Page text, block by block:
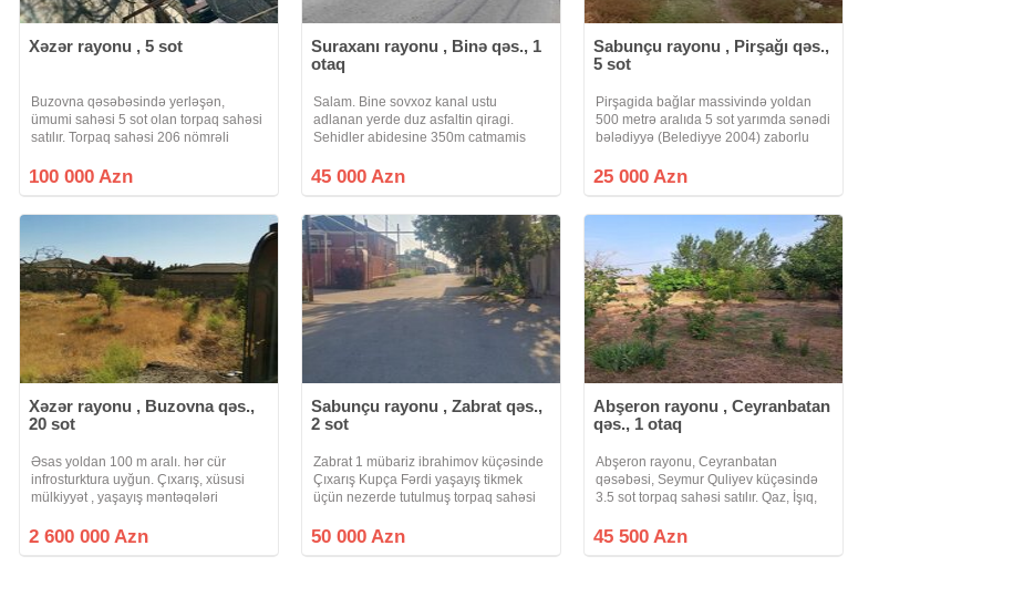
Xəzər rayonu , 5 sot
Buzovna qəsəbəsində yerləşən,
ümumi sahəsi 5 sot olan torpaq sahəsi
satılır. Torpaq sahəsi 206 nömrəli
yaxınlığında yerləşir. Ərazi dənizə cəmi
100 000 Azn
Suraxanı rayonu , Binə qəs., 1
otaq
Salam. Bine sovxoz kanal ustu
adlanan yerde duz asfaltin qiragi.
Sehidler abidesine 350m catmamis
kupcali torpaq satilir. 4.5 sot. 45 000
45 000 Azn
Sabunçu rayonu , Pirşağı qəs.,
5 sot
Pirşagida bağlar massivində yoldan
500 metrə aralıda 5 sot yarımda sənədi
bələdiyyə (Belediyye 2004) zaborlu
25000
25 000 Azn
Xəzər rayonu , Buzovna qəs.,
20 sot
Əsas yoldan 100 m aralı. hər cür
infrosturktura uyğun. Çıxarış, xüsusi
mülkiyyət , yaşayış məntəqələri
bağları Musa Nağıyev küç.
2 600 000 Azn
Sabunçu rayonu , Zabrat qəs.,
2 sot
Zabrat 1 mübariz ibrahimov küçəsinde
Çıxarış Kupça Fərdi yaşayış tikmek
üçün nezerde tutulmuş torpaq sahəsi
əlaqə saxlasın
50 000 Azn
Abşeron rayonu , Ceyranbatan
qəs., 1 otaq
Abşeron rayonu, Ceyranbatan
qəsəbəsi, Seymur Quliyev küçəsində
3.5 sot torpaq sahəsi satılır. Qaz, İşıq,
sahəsində meyvə ağacları da var. Sotu
45 500 Azn